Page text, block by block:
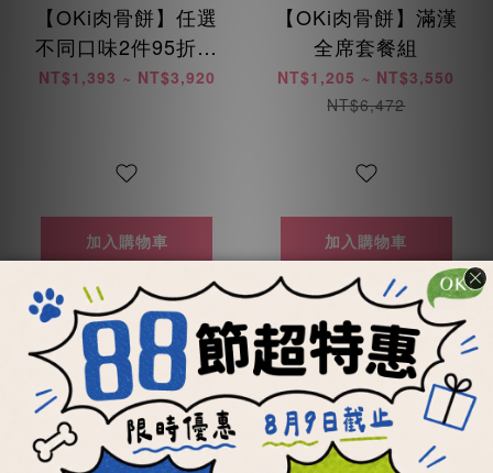
【OKi肉骨餅】任選
不同口味2件95折組
合優惠
NT$1,393 ~ NT$3,920
加入購物車
【OKi肉骨餅】滿漢
全席套餐組
NT$1,205 ~ NT$3,550
NT$6,472
加入購物車
每顆最低19元